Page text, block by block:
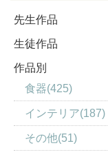
先生作品
生徒作品
作品別
食器(425)
インテリア(187)
その他(51)